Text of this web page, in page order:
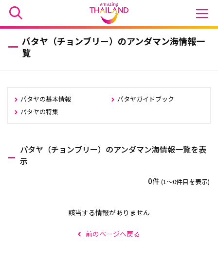
パタヤ（チョンブリー）のアンダマン海情報一
覧
パタヤの基本情報
パタヤガイドブック
パタヤの特集
パタヤ（チョンブリー）のアンダマン海情報一覧を表
示
0件(1〜0件目を表示)
該当する情報がありません
前のページへ戻る